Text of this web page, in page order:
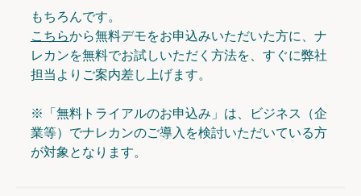
もちろんです。
こちらから無料デモをお申込みいただいた方に、ナ
レカンを無料でお試しいただく方法を、すぐに弊社
担当よりご案内差し上げます。
※「無料トライアルのお申込み」は、ビジネス（企
業等）でナレカンのご導入を検討いただいている方
が対象となります。